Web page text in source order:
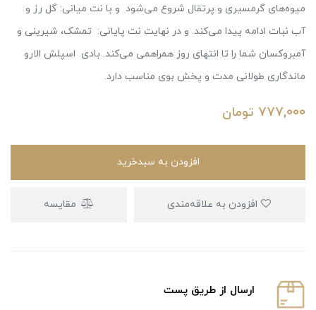
میوه‌های گرمسیری و پرتقال شروع می‌شود و با نت میانی: گل رز و
آب نبات ادامه پیدا می‌کند. و در نهایت نت پایانی: تمشک، شیرینی و
آمبروکسان شما را تا انتهای روز همراهمی می‌کند. بادی اسپلش الارو
ماندگاری طولانی مدت و پخش بوی مناسب دارد.
777,000 تومان
افزودن به سبدخرید
مقایسه
ارسال از طریق پست